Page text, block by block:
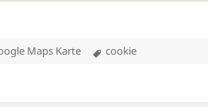
Maps Karte Schlagwörter
cookie